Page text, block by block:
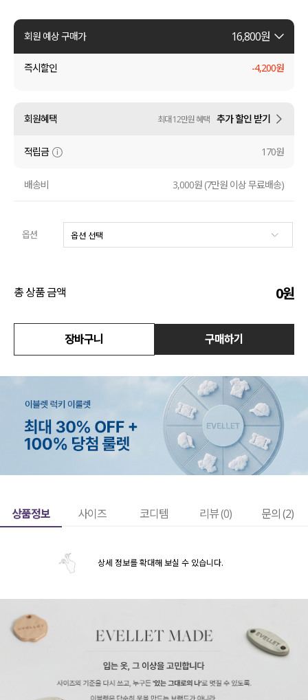
셔츠
원피스
수영복
아우터
코디템
회원 예상 구매가 16,800원
즉시할인 -4,200원
회원혜택 최대 12만원 혜택 추가 할인 받기
적립금 170원
배송비 3,000원 (7만원 이상 무료배송)
옵션
총 상품 금액 0원
장바구니 구매하기
상품정보 사이즈 코디템 리뷰 (0) 문의 (2)
상세 정보를 확대해 보실 수 있습니다.